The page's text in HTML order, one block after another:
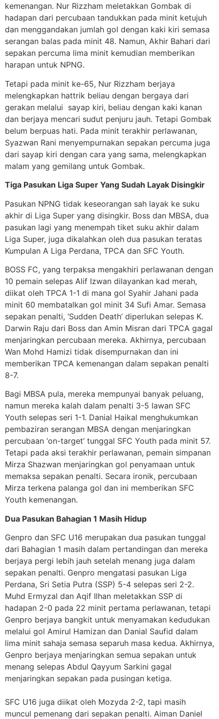
kemenangan. Nur Rizzham meletakkan Gombak di
hadapan dari percubaan tandukkan pada minit ketujuh
dan menggandakan jumlah gol dengan kaki kiri semasa
serangan balas pada minit 48. Namun, Akhir Bahari dari
sepakan percuma lima minit kemudian memberikan
harapan untuk NPNG.
Tetapi pada minit ke-65, Nur Rizzham berjaya
melengkapkan hattrik beliau dengan bergaya dari
gerakan melalui sayap kiri, beliau dengan kaki kanan
dan berjaya mencari sudut penjuru jauh. Tetapi Gombak
belum berpuas hati. Pada minit terakhir perlawanan,
Syazwan Rani menyempurnakan sepakan percuma juga
dari sayap kiri dengan cara yang sama, melengkapkan
malam yang gemilang untuk Gombak.
Tiga Pasukan Liga Super Yang Sudah Layak Disingkir
Pasukan NPNG tidak keseorangan sah layak ke suku
akhir di Liga Super yang disingkir. Boss dan MBSA, dua
pasukan lagi yang menempah tiket suku akhir dalam
Liga Super, juga dikalahkan oleh dua pasukan teratas
Kumpulan A Liga Perdana, TPCA dan SFC Youth.
BOSS FC, yang terpaksa mengakhiri perlawanan dengan
10 pemain selepas Alif Izwan dilayankan kad merah,
diikat oleh TPCA 1-1 di mana gol Syahir Jahani pada
minit 60 membatalkan gol minit 34 Sufi Amar. Semasa
sepakan penalti, ‘Sudden Death’ diperlukan selepas K.
Darwin Raju dari Boss dan Amin Misran dari TPCA gagal
menjaringkan percubaan mereka. Akhirnya, percubaan
Wan Mohd Hamizi tidak disempurnakan dan ini
memberikan TPCA kemenangan dalam sepakan penalti
8-7.
Bagi MBSA pula, mereka mempunyai banyak peluang,
namun mereka kalah dalam penalti 3-5 lawan SFC
Youth selepas seri 1-1. Danial Haikal menghukumkan
pembaziran serangan MBSA dengan menjaringkan
percubaan ‘on-target’ tunggal SFC Youth pada minit 57.
Tetapi pada aksi terakhir perlawanan, pemain simpanan
Mirza Shazwan menjaringkan gol penyamaan untuk
memaksa sepakan penalti. Secara ironik, percubaan
Mirza terkena palanga gol dan ini memberikan SFC
Youth kemenangan.
Dua Pasukan Bahagian 1 Masih Hidup
Genpro dan SFC U16 merupakan dua pasukan tunggal
dari Bahagian 1 masih dalam pertandingan dan mereka
berjaya pergi lebih jauh setelah menang juga dalam
sepakan penalti. Genpro mengatasi pasukan Liga
Perdana, Sri Setia Putra (SSP) 5-4 selepas seri 2-2.
Muhd Ermyzal dan Aqif Ilhan meletakkan SSP di
hadapan 2-0 pada 22 minit pertama perlawanan, tetapi
Genpro berjaya bangkit untuk menyamakan kedudukan
melalui gol Amirul Hamizan dan Danial Saufid dalam
lima minit sahaja semasa separuh masa kedua. Akhirnya,
Genpro berjaya menjaringkan semua sepakan untuk
menang selepas Abdul Qayyum Sarkini gagal
menjaringkan sepakan pada pusingan ketiga.
SFC U16 juga diikat oleh Mozyda 2-2, tapi masih
muncul pemenang dari sepakan penalti. Aiman Daniel